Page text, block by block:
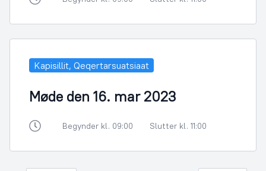
Kapisillit, Qeqertarsuatsiaat
Møde den 16. mar 2023
Begynder kl. 09:00 Slutter kl. 11:00